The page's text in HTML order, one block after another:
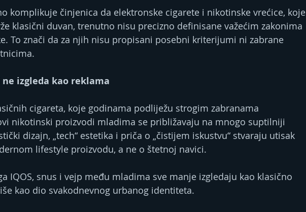
komplikuje činjenica da elektronske cigarete i nikotinske vrećice, koje
klasični duvan, trenutno nisu precizno definisane važećim zakonima
To znači da za njih nisu propisani posebni kriterijumi ni zabrane
izgleda kao reklama
cigareta, koje godinama podliježu strogim zabranama
nikotinski proizvodi mladima se približavaju na mnogo suptilniji
dizajn, „tech“ estetika i priča o „čistijem iskustvu“ stvaraju utisak
lifestyle proizvodu, a ne o štetnoj navici.
IQOS, snus i vejp među mladima sve manje izgledaju kao klasično
kao dio svakodnevnog urbanog identiteta.